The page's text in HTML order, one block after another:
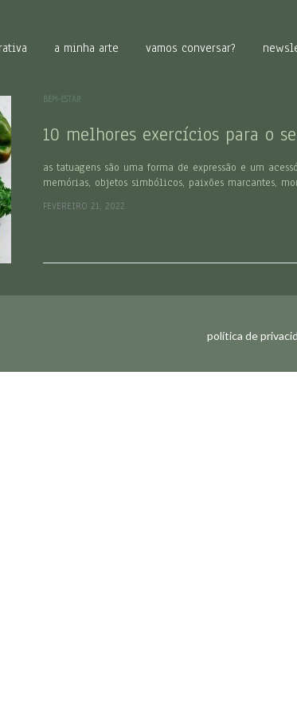
a minha arte vamos conversar?
BEM-ESTAR
10 melhores exercícios para o
as tatuagens são uma forma de expressão e um
memórias, objetos simbólicos, paixões marcantes,
FEVEREIRO 21, 2022
política de